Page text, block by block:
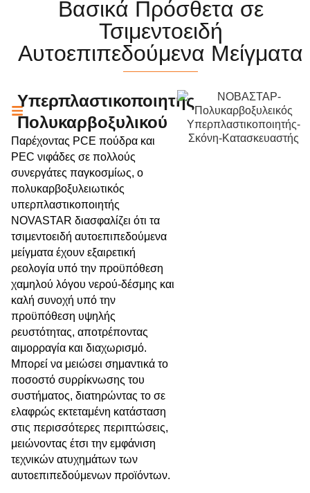
Βασικά Πρόσθετα σε
Τσιμεντοειδή
Αυτοεπιπεδούμενα Μείγματα
Υπερπλαστικοποιητής
Πολυκαρβοξυλικού
Παρέχοντας PCE πούδρα και
PEC νιφάδες σε πολλούς
συνεργάτες παγκοσμίως, ο
πολυκαρβοξυλειωτικός
υπερπλαστικοποιητής
NOVASTAR διασφαλίζει ότι τα
τσιμεντοειδή αυτοεπιπεδούμενα
μείγματα έχουν εξαιρετική
ρεολογία υπό την προϋπόθεση
χαμηλού λόγου νερού-δέσμης και
καλή συνοχή υπό την
προϋπόθεση υψηλής
ρευστότητας, αποτρέποντας
αιμορραγία και διαχωρισμό.
Μπορεί να μειώσει σημαντικά το
ποσοστό συρρίκνωσης του
συστήματος, διατηρώντας το σε
ελαφρώς εκτεταμένη κατάσταση
στις περισσότερες περιπτώσεις,
μειώνοντας έτσι την εμφάνιση
τεχνικών ατυχημάτων των
αυτοεπιπεδούμενων προϊόντων.